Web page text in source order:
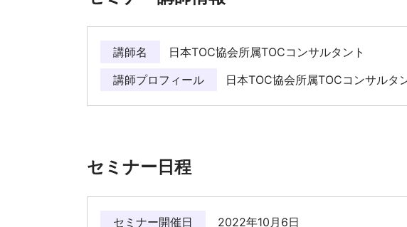
講師名
日本TOC協会所属TOCコンサルタント
講師プロフィール
日本TOC協会所属TOCコンサルタ
セミナー日程
セミナー開催日 2022年10月6日